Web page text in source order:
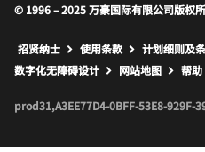
© 1996 – 2025 万豪国际有限公司版权
招贤纳士 使用条款 计划细则及
数字化无障碍设计
网站地图 打
帮助
prod31,A3EE77D4-0BFF-53E8-929F-